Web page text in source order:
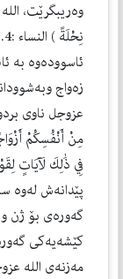
وەریبگرێت،
ئاسوودەوە بە
زەواج
عزوجل ناوی
مِنْ أَنْفُسِكُمْ
پێدانەش لەوە
گەورەی بۆ ژن و
كێشەیەكی
مەزنەی الله